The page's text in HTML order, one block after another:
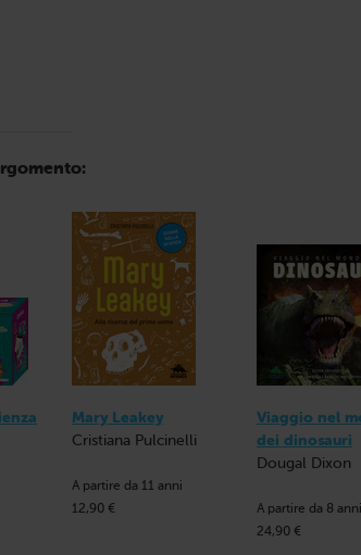
Mary Leakey
Cristiana Pulcinelli
A partire da 11 anni
12,90 €
Viaggio nel
dei dinosauri
Dougal Dixon
A partire da 8 anni
24,90 €